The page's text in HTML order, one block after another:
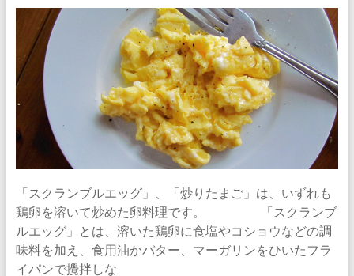
「スクランブルエッグ」、「炒りたまご」は、いずれも
鶏卵を溶いて炒めた卵料理です。 「スクランブ
ルエッグ」とは、溶いた鶏卵に食塩やコショウなどの調
味料を加え、食用油かバター、マーガリンをひいたフラ
イパンで攪拌しな